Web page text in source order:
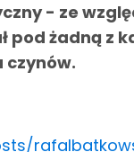
- ze
pod żadną z
czynów.